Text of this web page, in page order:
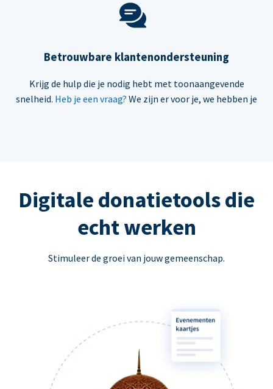
Betrouwbare klantenondersteuning
Krijg de hulp die je nodig hebt met toonaangevende
snelheid. Heb je een vraag? We zijn er voor je, we hebben je
Digitale donatietools die
echt werken
Stimuleer de groei van jouw gemeenschap.